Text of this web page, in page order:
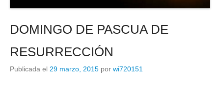
DOMINGO DE PASCUA DE
RESURRECCIÓN
Publicada el 29 marzo, 2015 por wi720151